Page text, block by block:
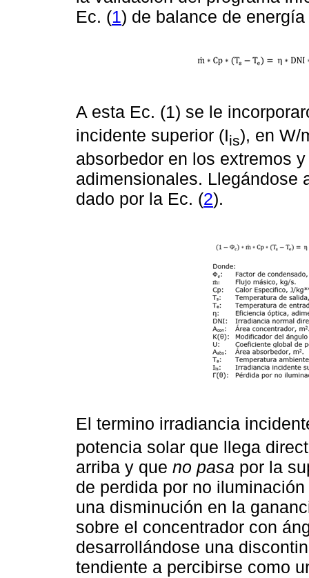
Ec. (1) de balance de
A esta Ec. (1) se le
incidente superior (Iis), en W/
absorbedor en los extremos
adimensionales. Llegándose
dado por la Ec. (2).
El termino irradiancia
potencia solar que llega
arriba y que no pasa por la
de perdida por no
una disminución en la
sobre el concentrador con
desarrollándose una
tendiente a percibirse como